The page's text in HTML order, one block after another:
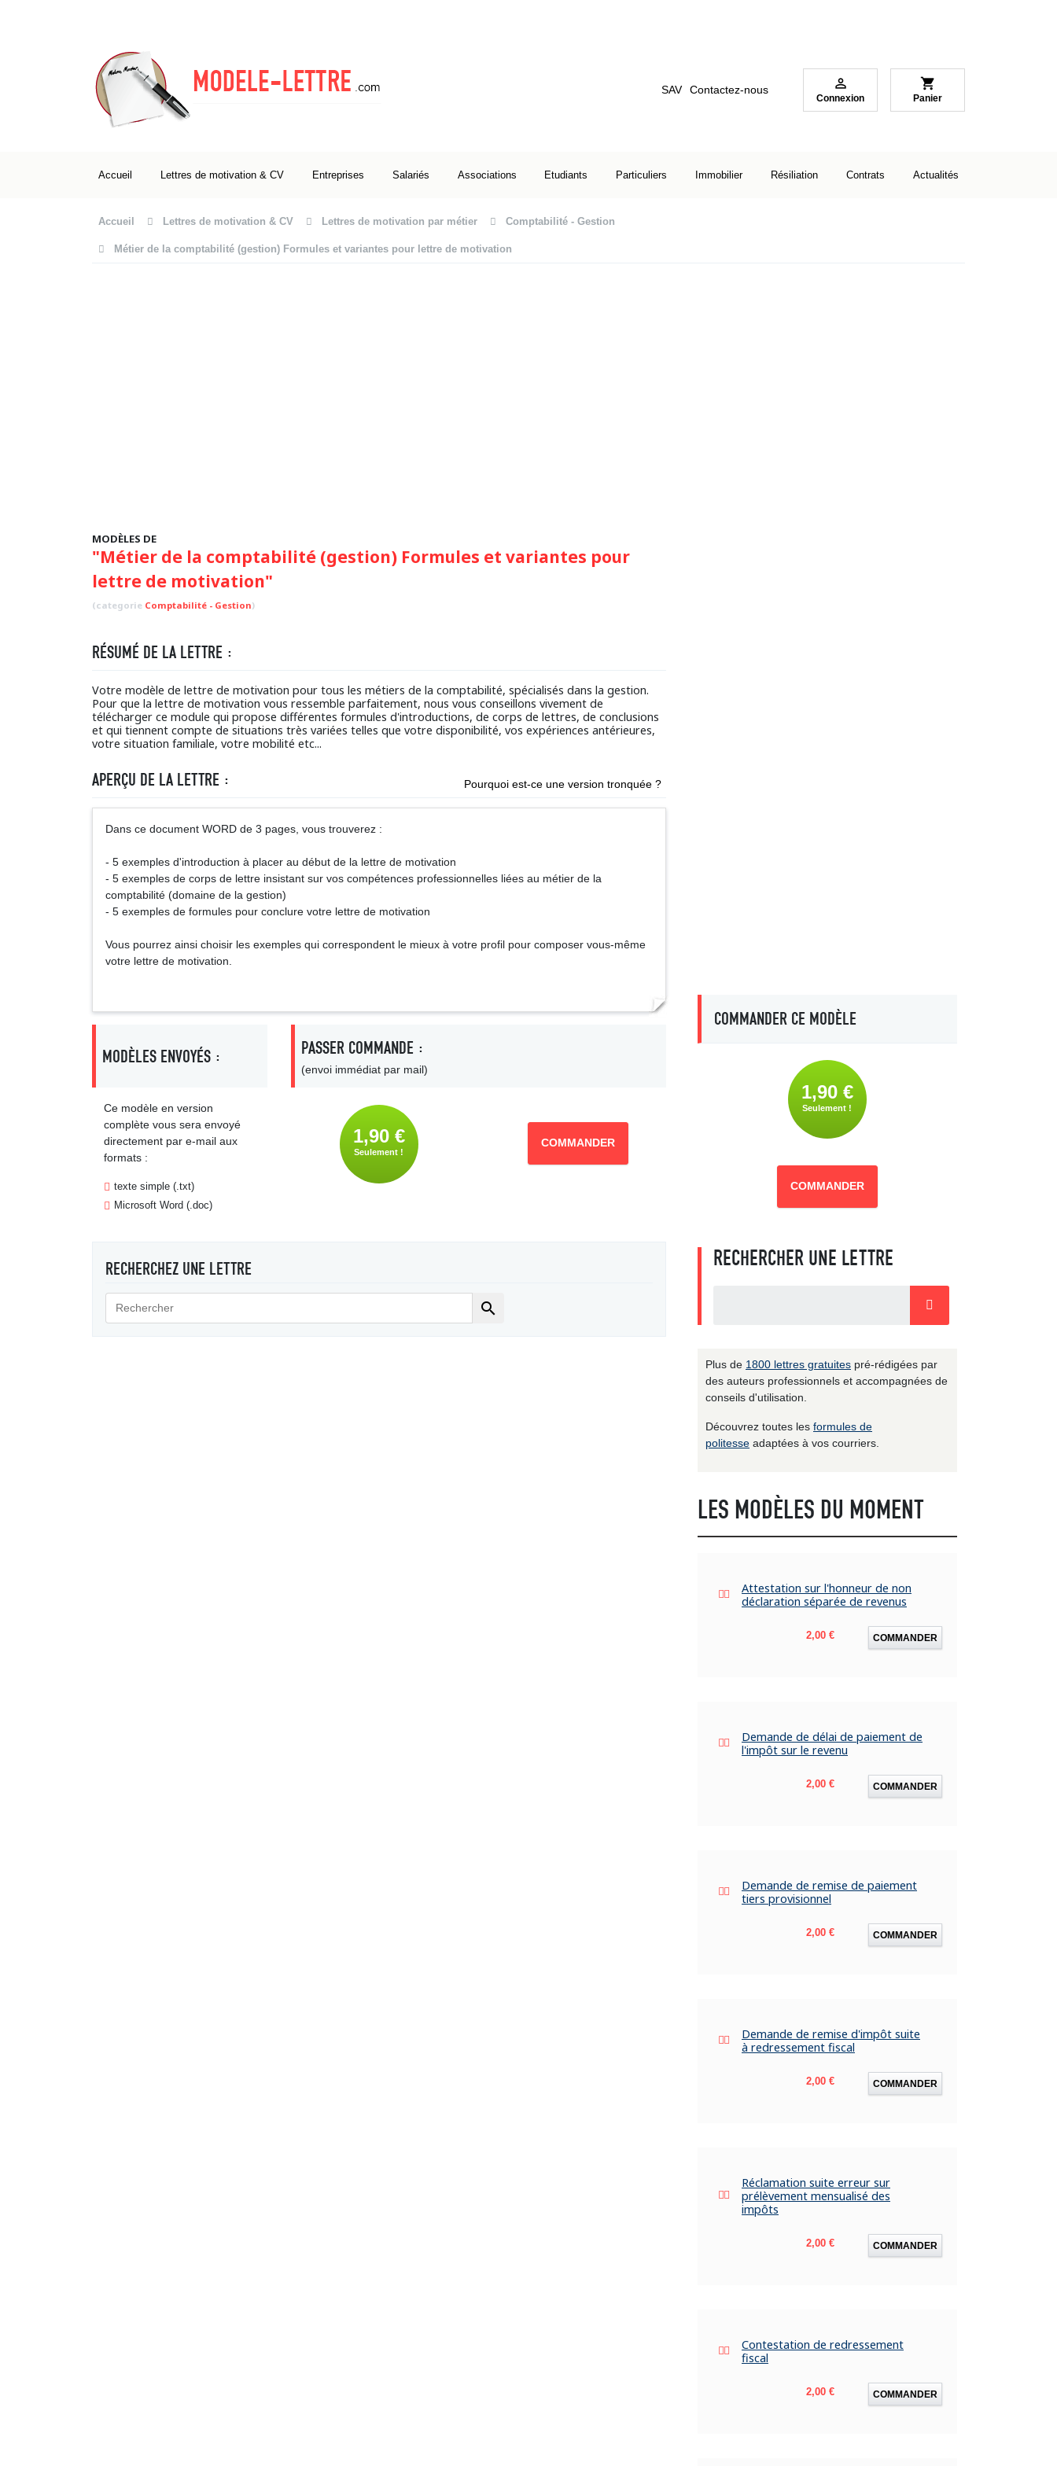
SAV Contactez-nous 
Connexion
shopping_cart
Panier
Accueil Lettres de motivation & CV Entreprises Salariés Associations Etudiants Particuliers Immobilier Résiliation Contrats Actualités
Accueil Lettres de motivation & CV Lettres de motivation par métier Comptabilité - Gestion
Métier de la comptabilité (gestion) Formules et variantes pour lettre de motivation
MODÈLES DE
"Métier de la comptabilité (gestion) Formules et variantes pour
lettre de motivation"
(categorie Comptabilité - Gestion)
RÉSUMÉ DE LA LETTRE :
Votre modèle de lettre de motivation pour tous les métiers de la comptabilité, spécialisés dans la gestion.
Pour que la lettre de motivation vous ressemble parfaitement, nous vous conseillons vivement de
télécharger ce module qui propose différentes formules d'introductions, de corps de lettres, de conclusions
et qui tiennent compte de situations très variées telles que votre disponibilité, vos expériences antérieures,
votre situation familiale, votre mobilité etc...
APERÇU DE LA LETTRE : Pourquoi est-ce une version tronquée ?
Dans ce document WORD de 3 pages, vous trouverez :
- 5 exemples d'introduction à placer au début de la lettre de motivation
- 5 exemples de corps de lettre insistant sur vos compétences professionnelles liées au métier de la
comptabilité (domaine de la gestion)
- 5 exemples de formules pour conclure votre lettre de motivation
Vous pourrez ainsi choisir les exemples qui correspondent le mieux à votre profil pour composer vous-même
votre lettre de motivation.
MODÈLES ENVOYÉS :
Ce modèle en version
complète vous sera envoyé
directement par e-mail aux
formats :
texte simple (.txt)
Microsoft Word (.doc)
PASSER COMMANDE :
(envoi immédiat par mail)
1,90 €
Seulement !
COMMANDER
RECHERCHEZ UNE LETTRE

COMMANDER CE MODÈLE
1,90 €
Seulement !
COMMANDER
RECHERCHER UNE LETTRE
Plus de 1800 lettres gratuites pré-rédigées par
des auteurs professionnels et accompagnées de
conseils d'utilisation.
Découvrez toutes les formules de
politesse adaptées à vos courriers.
LES MODÈLES DU MOMENT
Attestation sur l'honneur de non
déclaration séparée de revenus
Prix
2,00 € COMMANDER
Demande de délai de paiement de
l'impôt sur le revenu
Prix
2,00 € COMMANDER
Demande de remise de paiement
tiers provisionnel
Prix
2,00 € COMMANDER
Demande de remise d'impôt suite
à redressement fiscal
Prix
2,00 € COMMANDER
Réclamation suite erreur sur
prélèvement mensualisé des
impôts
Prix
2,00 € COMMANDER
Contestation de redressement
fiscal
Prix
2,00 € COMMANDER